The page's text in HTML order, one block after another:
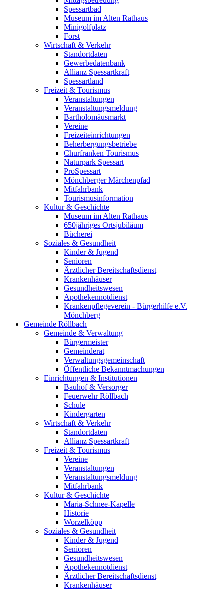
Spessartbad
Museum im Alten Rathaus
Minigolfplatz
Forst
Wirtschaft & Verkehr
Standortdaten
Gewerbedatenbank
Allianz Spessartkraft
Spessartland
Freizeit & Tourismus
Veranstaltungen
Veranstaltungsmeldung
Bartholomäusmarkt
Vereine
Freizeiteinrichtungen
Beherbergungsbetriebe
Churfranken Tourismus
Naturpark Spessart
ProSpessart
Mönchberger Märchenpfad
Mitfahrbank
Tourismusinformation
Kultur & Geschichte
Museum im Alten Rathaus
650jähriges Ortsjubiläum
Bücherei
Soziales & Gesundheit
Kinder & Jugend
Senioren
Ärztlicher Bereitschaftsdienst
Krankenhäuser
Gesundheitswesen
Apothekennotdienst
Krankenpflegeverein - Bürgerhilfe e.V.
Mönchberg
Gemeinde Röllbach
Gemeinde & Verwaltung
Bürgermeister
Gemeinderat
Verwaltungsgemeinschaft
Öffentliche Bekanntmachungen
Einrichtungen & Institutionen
Bauhof & Versorger
Feuerwehr Röllbach
Schule
Kindergarten
Wirtschaft & Verkehr
Standortdaten
Allianz Spessartkraft
Freizeit & Tourismus
Vereine
Veranstaltungen
Veranstaltungsmeldung
Mitfahrbank
Kultur & Geschichte
Maria-Schnee-Kapelle
Historie
Worzelköpp
Soziales & Gesundheit
Kinder & Jugend
Senioren
Gesundheitswesen
Apothekennotdienst
Ärztlicher Bereitschaftsdienst
Krankenhäuser